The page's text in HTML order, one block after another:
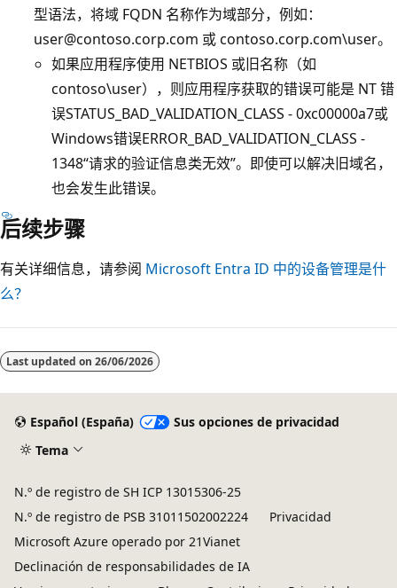
型语法，将域 FQDN 名称作为域部分，例如：
user@contoso.corp.com 或 contoso.corp.com\user。
如果应用程序使用 NETBIOS 或旧名称（如
contoso\user），则应用程序获取的错误可能是 NT 错
误STATUS_BAD_VALIDATION_CLASS - 0xc00000a7或
Windows错误ERROR_BAD_VALIDATION_CLASS -
1348“请求的验证信息类无效”。即使可以解决旧域名，
也会发生此错误。
后续步骤
有关详细信息，请参阅 Microsoft Entra ID 中的设备管理是什
么？
Last updated on 26/06/2026
Español (España)
Sus opciones de privacidad
Tema
N.º de registro de SH ICP 13015306-25
N.º de registro de PSB 31011502002224
Privacidad
Microsoft Azure operado por 21Vianet
Declinación de responsabilidades de IA